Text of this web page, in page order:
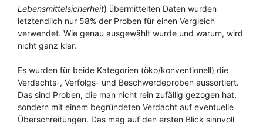
Lebensmittelsicherheit) übermittelten Daten wurden
letztendlich nur 58% der Proben für einen Vergleich
verwendet. Wie genau ausgewählt wurde und warum, wird
nicht ganz klar.
Es wurden für beide Kategorien (öko/konventionell) die
Verdachts-, Verfolgs- und Beschwerdeproben aussortiert.
Das sind Proben, die man nicht rein zufällig gezogen hat,
sondern mit einem begründeten Verdacht auf eventuelle
Überschreitungen. Das mag auf den ersten Blick sinnvoll